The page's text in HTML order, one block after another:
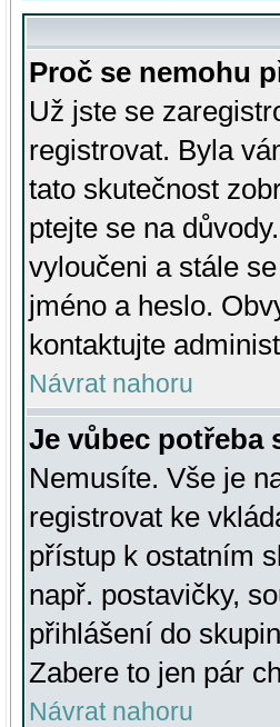
Proč se nemohu
Už jste se
registrovat. Byla
tato skutečnost
ptejte se na
vyloučeni a stále
jméno a heslo.
kontaktujte
Návrat nahoru
Je vůbec potřeba
Nemusíte. Vše je
registrovat ke
přístup k ostatním
např. postavičky,
přihlášení do
Zabere to jen pár
Návrat nahoru